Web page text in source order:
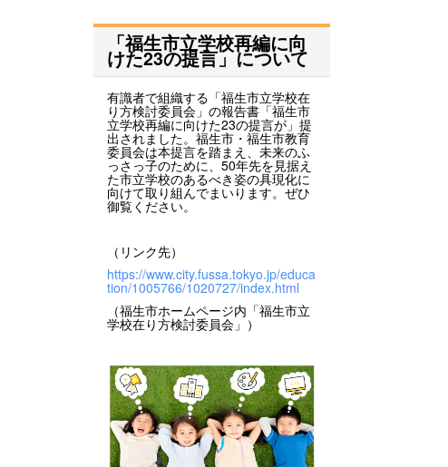
「福生市立学校再編に向
けた23の提言」について
有識者で組織する「福生市立学校在
り方検討委員会」の報告書「福生市
立学校再編に向けた23の提言が」提
出されました。福生市・福生市教育
委員会は本提言を踏まえ、未来のふ
っさっ子のために、50年先を見据え
た市立学校のあるべき姿の具現化に
向けて取り組んでまいります。ぜひ
御覧ください。
（リンク先）
https://www.city.fussa.tokyo.jp/educa
tion/1005766/1020727/index.html
（福生市ホームページ内「福生市立
学校在り方検討委員会」）